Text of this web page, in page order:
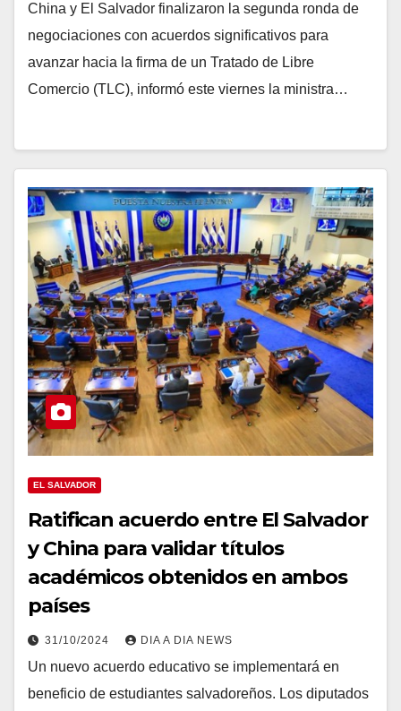
China y El Salvador finalizaron la segunda ronda de
negociaciones con acuerdos significativos para
avanzar hacia la firma de un Tratado de Libre
Comercio (TLC), informó este viernes la ministra…
EL SALVADOR
Ratifican acuerdo entre El Salvador
y China para validar títulos
académicos obtenidos en ambos
países
31/10/2024 DIA A DIA NEWS
Un nuevo acuerdo educativo se implementará en
beneficio de estudiantes salvadoreños. Los diputados